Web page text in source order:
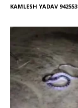
KAMLESH YADAV